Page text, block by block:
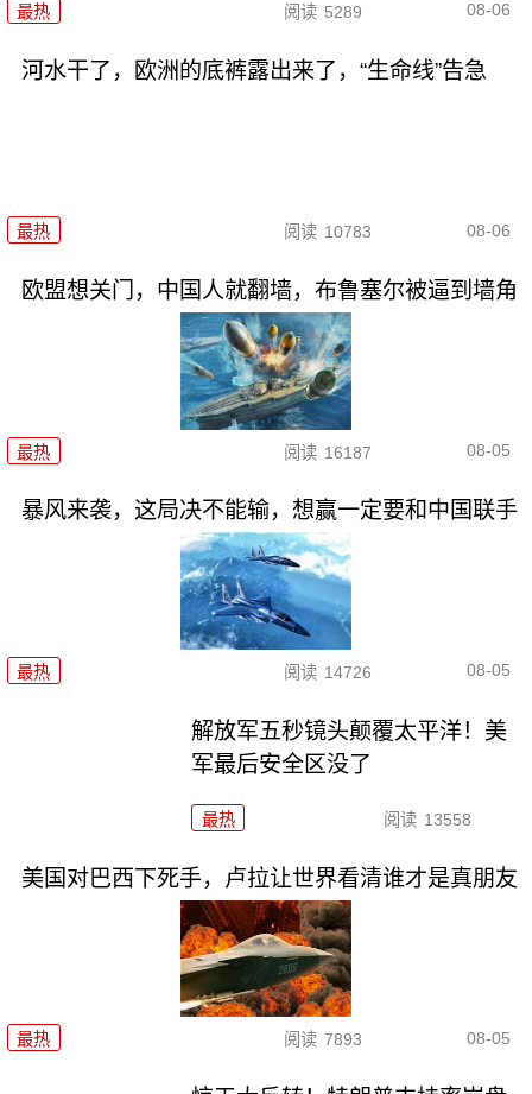
最热 阅读 5289 08-06
河水干了，欧洲的底裤露出来了，“生命线”告急
最热 阅读 10783 08-06
欧盟想关门，中国人就翻墙，布鲁塞尔被逼到墙角
最热 阅读 16187 08-05
暴风来袭，这局决不能输，想赢一定要和中国联手
最热 阅读 14726 08-05
解放军五秒镜头颠覆太平洋！美
军最后安全区没了
最热 阅读 13558
美国对巴西下死手，卢拉让世界看清谁才是真朋友
最热 阅读 7893 08-05